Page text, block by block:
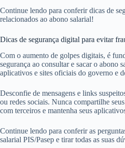
Continue lendo para conferir dicas de
relacionados ao abono salarial!
Dicas de segurança digital para evitar
Com o aumento de golpes digitais, é
segurança ao consultar e sacar o abono
aplicativos e sites oficiais do governo e
Desconfie de mensagens e links
ou redes sociais. Nunca compartilhe
com terceiros e mantenha seus
Continue lendo para conferir as
salarial PIS/Pasep e tirar todas as suas